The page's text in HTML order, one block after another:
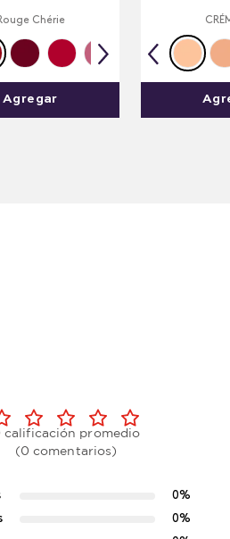
Chérie
Agregar
calificación promedio
(0 comentarios)
0%
0%